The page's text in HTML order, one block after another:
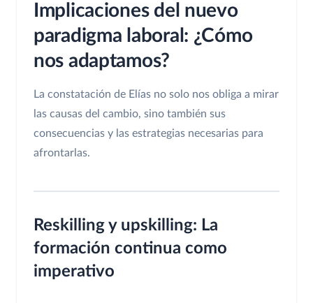
Implicaciones del nuevo
paradigma laboral: ¿Cómo
nos adaptamos?
La constatación de Elías no solo nos obliga a mirar
las causas del cambio, sino también sus
consecuencias y las estrategias necesarias para
afrontarlas.
Reskilling y upskilling: La
formación continua como
imperativo